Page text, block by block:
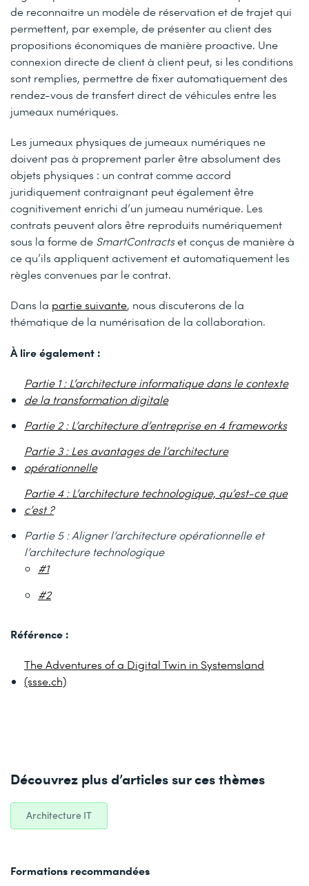
de reconnaitre un modèle de réservation et de trajet qui
permettent, par exemple, de présenter au client des
propositions économiques de manière proactive. Une
connexion directe de client à client peut, si les conditions
sont remplies, permettre de fixer automatiquement des
rendez-vous de transfert direct de véhicules entre les
jumeaux numériques.
Les jumeaux physiques de jumeaux numériques ne
doivent pas à proprement parler être absolument des
objets physiques : un contrat comme accord
juridiquement contraignant peut également être
cognitivement enrichi d’un jumeau numérique. Les
contrats peuvent alors être reproduits numériquement
sous la forme de SmartContractset conçus de manière à
ce qu’ils appliquent activement et automatiquement les
règles convenues par le contrat.
Dans la partie suivante, nous discuterons de la
thématique de la numérisation de la collaboration.
À lire également :
Partie 1 : L’architecture informatique dans le contexte
de la transformation digitale
Partie 2 : L’architecture d’entreprise en 4 frameworks
Partie 3 : Les avantages de l’architecture
opérationnelle
Partie 4 : L’architecture technologique, qu’est-ce que
c’est ?
Partie 5 : Aligner l’architecture opérationnelle et
l’architecture technologique
#1
#2
Référence :
The Adventures of a Digital Twin in Systemsland
(ssse.ch)
Découvrez plus d’articles sur ces thèmes
Architecture IT
Formations recommandées